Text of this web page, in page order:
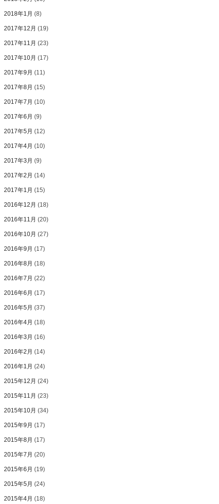
2018年1月 (8)
2017年12月 (19)
2017年11月 (23)
2017年10月 (17)
2017年9月 (11)
2017年8月 (15)
2017年7月 (10)
2017年6月 (9)
2017年5月 (12)
2017年4月 (10)
2017年3月 (9)
2017年2月 (14)
2017年1月 (15)
2016年12月 (18)
2016年11月 (20)
2016年10月 (27)
2016年9月 (17)
2016年8月 (18)
2016年7月 (22)
2016年6月 (17)
2016年5月 (37)
2016年4月 (18)
2016年3月 (16)
2016年2月 (14)
2016年1月 (24)
2015年12月 (24)
2015年11月 (23)
2015年10月 (34)
2015年9月 (17)
2015年8月 (17)
2015年7月 (20)
2015年6月 (19)
2015年5月 (24)
2015年4月 (18)